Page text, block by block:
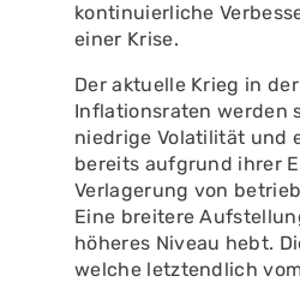
kontinuierliche
einer Krise.
Der aktuelle Krieg in
Inflationsraten werden
niedrige Volatilität und
bereits aufgrund ihrer
Verlagerung von
Eine breitere
höheres Niveau hebt.
welche letztendlich